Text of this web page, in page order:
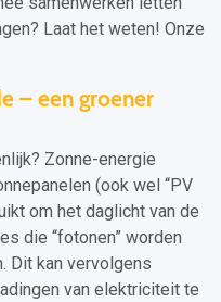
Laat het weten! Onze
– een groener
Zonne-energie
(ook wel “PV
om het daglicht van de
die “fotonen” worden
Dit kan vervolgens
van elektriciteit te